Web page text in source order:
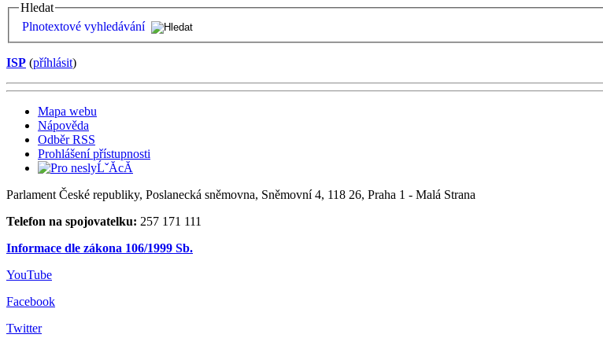
Hledat
Plnotextové vyhledávání
ISP (příhlásit)
Mapa webu
Nápověda
Odběr RSS
Prohlášení přístupnosti
Parlament České republiky, Poslanecká sněmovna, Sněmovní 4, 118 26, Praha 1 - Malá Strana
Telefon na spojovatelku: 257 171 111
Informace dle zákona 106/1999 Sb.
YouTube
Facebook
Twitter